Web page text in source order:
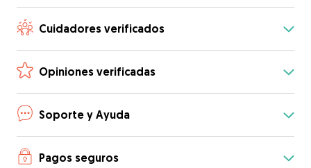
Cuidadores verificados
Opiniones verificadas
Soporte y Ayuda
Pagos seguros